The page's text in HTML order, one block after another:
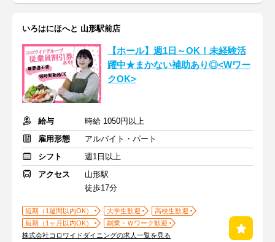
いろはにほへと 山形駅前店
【ホール】週1日～OK！未経験活
躍中★まかない補助あり◎<Wワー
クOK>
給与
時給 1050円以上
雇用形態
アルバイト・パート
シフト
週1日以上
アクセス
山形駅
徒歩17分
短期（1週間以内OK） 大学生歓迎
高校生歓迎
短期（1ヶ月以内OK）
副業・Ｗワーク歓迎
株式会社コロワイドダイニングの求人一覧を見る